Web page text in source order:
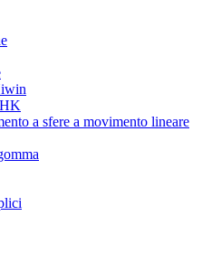
a sfere a movimento lineare